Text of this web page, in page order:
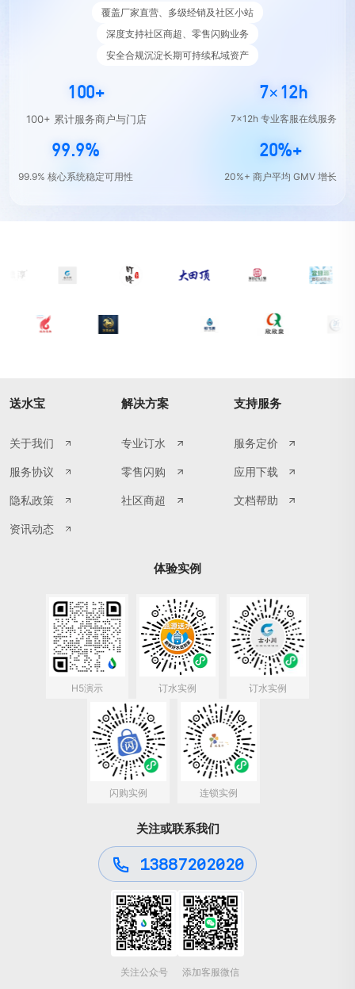
覆盖厂家直营、多级经销及社区小站
深度支持社区商超、零售闪购业务
安全合规沉淀长期可持续私域资产
100+
100+ 累计服务商户与门店
7×12h
7×12h 专业客服在线服务
99.9%
99.9% 核心系统稳定可用性
20%+
20%+ 商户平均 GMV 增长
送水宝
关于我们
服务协议
隐私政策
资讯动态
解决方案
专业订水
零售闪购
社区商超
支持服务
服务定价
应用下载
文档帮助
体验实例
H5演示 订水实例 订水实例
闪购实例 连锁实例
关注或联系我们
13887202020
关注公众号 添加客服微信